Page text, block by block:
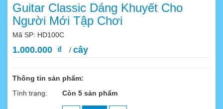
Guitar Classic Dáng Khuyết Cho
Người Mới Tập Chơi
Mã SP: HD100C
1.000.000 ₫ / cây
Thông tin sản phẩm:
Tình trạng:
Còn 5 sản phẩm